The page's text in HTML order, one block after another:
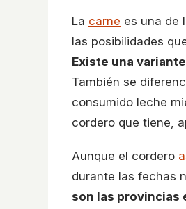
La carne es una de
las posibilidades
Existe una
También se
consumido leche
cordero que tiene,
Aunque el cordero
durante las fechas
son las provincias